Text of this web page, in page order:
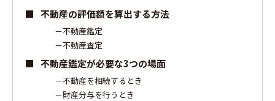
不動産の評価額を算出する方法
不動産鑑定
不動産査定
不動産鑑定が必要な3つの場面
不動産を相続するとき
財産分与を行うとき